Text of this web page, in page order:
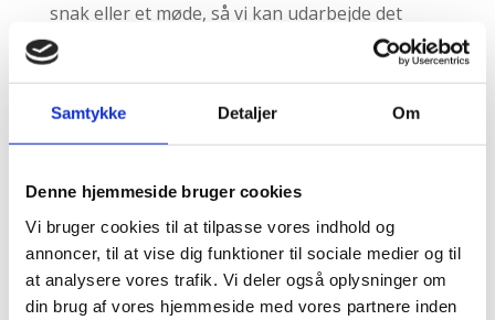
Samtykke Detaljer Om
Denne hjemmeside bruger cookies
Vi bruger cookies til at tilpasse vores indhold og
annoncer, til at vise dig funktioner til sociale medier og til
at analysere vores trafik. Vi deler også oplysninger om
din brug af vores hjemmeside med vores partnere inden
snak eller et møde, så vi kan udarbejde det
bedst mulige tilbud til netop Jer:
22 87 00
JM Manpower ApS